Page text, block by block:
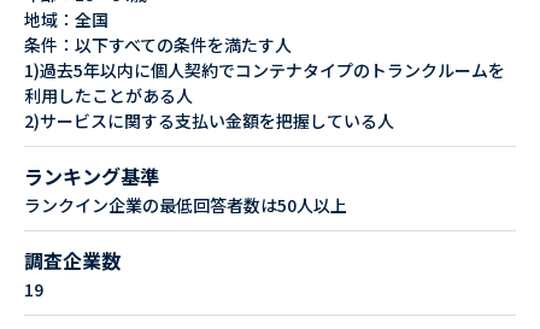
地域：全国
条件：以下すべての条件を満たす人
1)過去5年以内に個人契約でコンテナタイプのトランクルームを
利用したことがある人
2)サービスに関する支払い金額を把握している人
ランキング基準
ランクイン企業の最低回答者数は50人以上
調査企業数
19